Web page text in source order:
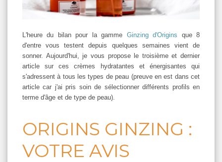
L'heure du bilan pour la gamme Ginzing d'Origins que 8
d'entre vous testent depuis quelques semaines vient de
sonner. Aujourd'hui, je vous propose le troisième et dernier
article sur ces crèmes hydratantes et énergisantes qui
s'adressent à tous les types de peau (preuve en est dans cet
article car j'ai pris soin de sélectionner différents profils en
terme d'âge et de type de peau).
ORIGINS GINZING :
VOTRE AVIS